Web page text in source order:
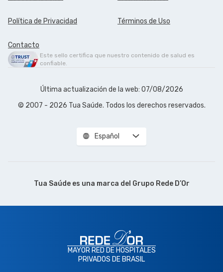
Política de Privacidad Términos de Uso
Contacto
Este sello certifica que nuestro contenido de salud es
confiable.
Última actualización de la web: 07/08/2026
© 2007 - 2026 Tua Saúde. Todos los derechos reservados.
Español
Tua Saúde es una marca del Grupo Rede D’Or
MAYOR RED DE HOSPITALES
PRIVADOS DE BRASIL